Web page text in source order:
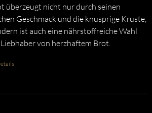
überzeugt nicht nur durch seinen
Geschmack und die knusprige Kruste,
ist auch eine nährstoffreiche Wahl
von herzhaftem Brot.